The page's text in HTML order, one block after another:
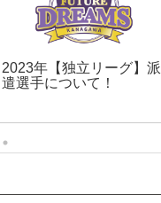
2023年【独立リーグ】派
遣選手について！